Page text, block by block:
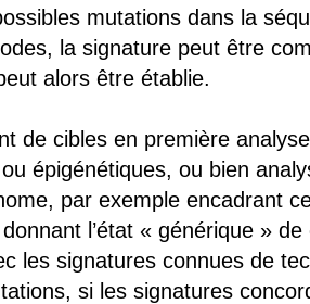
mutations dans la
la signature peut être
alors être établie.
de cibles en première
épigénétiques, ou bien
par exemple encadrant
l’état « générique »
les signatures connues de
si les signatures